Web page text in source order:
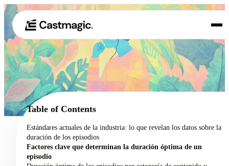
01 Producto
02 Casos de uso
Precios
Acerca de nosotros
Table of Contents
Estándares actuales de la industria: lo que revelan los datos sobre la
duración de los episodios
Factores clave que determinan la duración óptima de un
episodio